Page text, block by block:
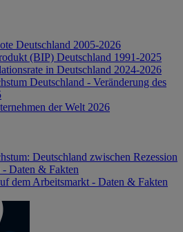
Deutschland 2005-2026
(BIP) Deutschland 1991-2025
in Deutschland 2024-2026
Deutschland - Veränderung des
der Welt 2026
Deutschland zwischen Rezession
- Daten & Fakten
dem Arbeitsmarkt - Daten & Fakten